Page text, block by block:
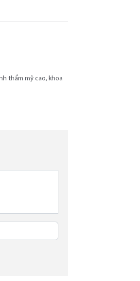
thẩm mỹ cao, khoa